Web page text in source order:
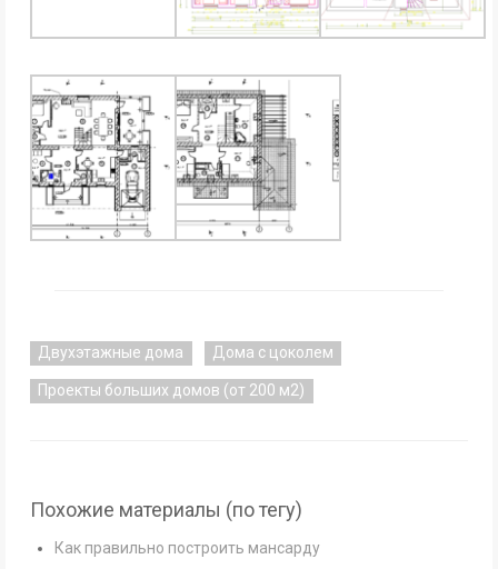
Двухэтажные дома Дома с цоколем
Проекты больших домов (от 200 м2)
Похожие материалы (по тегу)
Как правильно построить мансарду